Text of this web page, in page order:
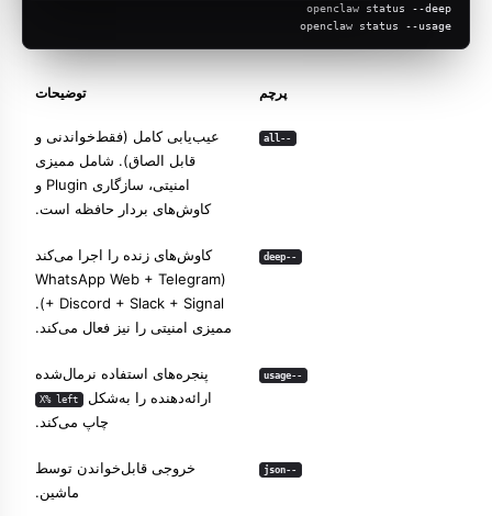
openclaw status --deep
openclaw status --usage
پرچم توضیحات
--all
عیب‌یابی کامل (فقط‌خواندنی و
قابل الصاق). شامل ممیزی
امنیتی، سازگاری Plugin و
کاوش‌های بردار حافظه است.
--deep
کاوش‌های زنده را اجرا می‌کند
(WhatsApp Web + Telegram
+ Discord + Slack + Signal).
ممیزی امنیتی را نیز فعال می‌کند.
--usage
پنجره‌های استفاده نرمال‌شده
ارائه‌دهنده را به‌شکل X% left
چاپ می‌کند.
--json
خروجی قابل‌خواندن توسط
ماشین.